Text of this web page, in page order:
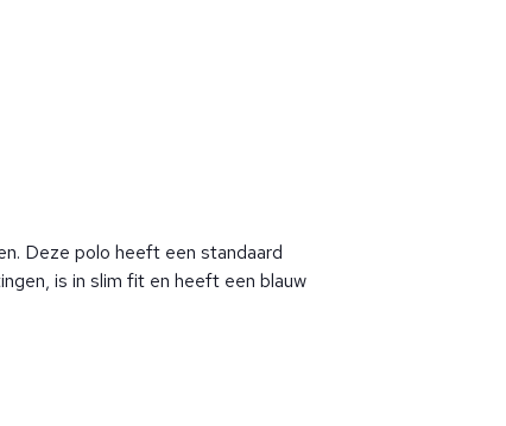
Deze polo heeft een standaard
is in slim fit en heeft een blauw